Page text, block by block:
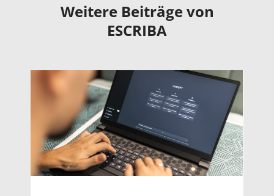
Weitere Beiträge von
ESCRIBA